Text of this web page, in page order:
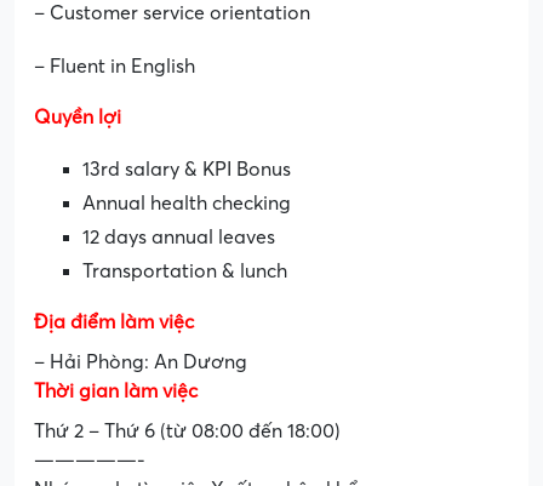
– Customer service orientation
– Fluent in English
Quyền lợi
13rd salary & KPI Bonus
Annual health checking
12 days annual leaves
Transportation & lunch
Địa điểm làm việc
– Hải Phòng: An Dương
Thời gian làm việc
Thứ 2 – Thứ 6 (từ 08:00 đến 18:00)
—————-